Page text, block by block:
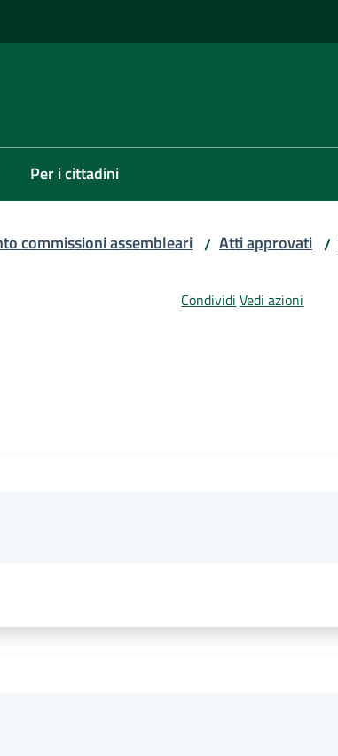
Per i cittadini
commissioni assembleari / Atti approvati /
Condividi Vedi azioni